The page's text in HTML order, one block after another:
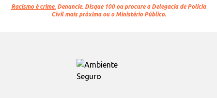
Racismo é crime. Denuncie. Disque 100 ou procure a Delegacia de Polícia
Civil mais próxima ou o Ministério Público.